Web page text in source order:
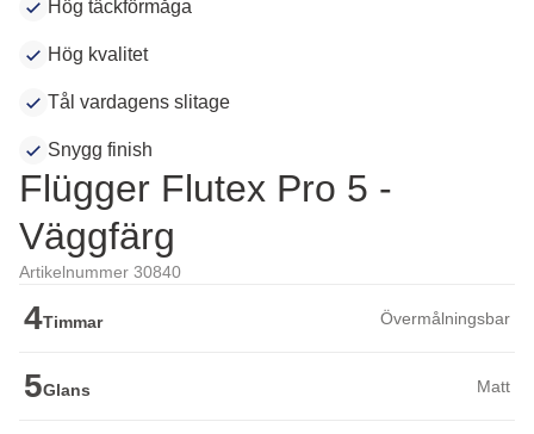
Hög täckförmåga
Hög kvalitet
Tål vardagens slitage
Snygg finish
Flügger Flutex Pro 5 -
Väggfärg
Artikelnummer 30840
4Timmar Övermålningsbar
5Glans Matt